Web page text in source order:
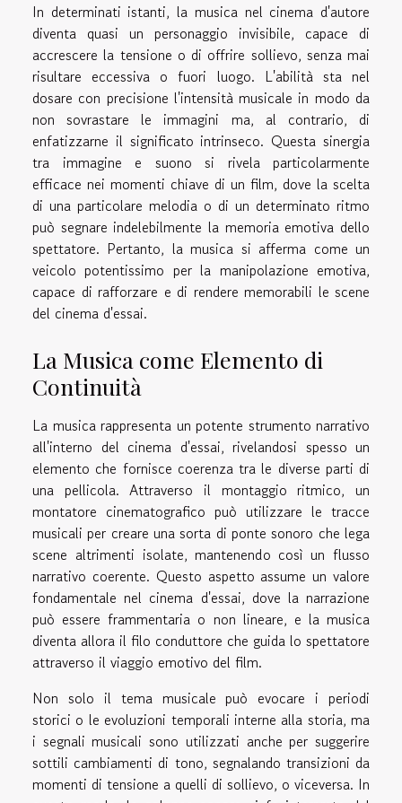
In determinati istanti, la musica nel cinema d'autore
diventa quasi un personaggio invisibile, capace di
accrescere la tensione o di offrire sollievo, senza mai
risultare eccessiva o fuori luogo. L'abilità sta nel
dosare con precisione l'intensità musicale in modo da
non sovrastare le immagini ma, al contrario, di
enfatizzarne il significato intrinseco. Questa sinergia
tra immagine e suono si rivela particolarmente
efficace nei momenti chiave di un film, dove la scelta
di una particolare melodia o di un determinato ritmo
può segnare indelebilmente la memoria emotiva dello
spettatore. Pertanto, la musica si afferma come un
veicolo potentissimo per la manipolazione emotiva,
capace di rafforzare e di rendere memorabili le scene
del cinema d'essai.
La Musica come Elemento di
Continuità
La musica rappresenta un potente strumento narrativo
all'interno del cinema d'essai, rivelandosi spesso un
elemento che fornisce coerenza tra le diverse parti di
una pellicola. Attraverso il montaggio ritmico, un
montatore cinematografico può utilizzare le tracce
musicali per creare una sorta di ponte sonoro che lega
scene altrimenti isolate, mantenendo così un flusso
narrativo coerente. Questo aspetto assume un valore
fondamentale nel cinema d'essai, dove la narrazione
può essere frammentaria o non lineare, e la musica
diventa allora il filo conduttore che guida lo spettatore
attraverso il viaggio emotivo del film.
Non solo il tema musicale può evocare i periodi
storici o le evoluzioni temporali interne alla storia, ma
i segnali musicali sono utilizzati anche per suggerire
sottili cambiamenti di tono, segnalando transizioni da
momenti di tensione a quelli di sollievo, o viceversa. In